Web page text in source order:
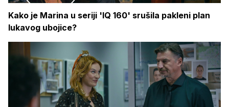
Kako je Marina u seriji 'IQ 160' srušila pakleni plan
lukavog ubojice?